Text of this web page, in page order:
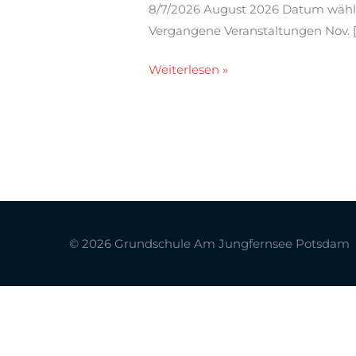
8/7/2026 August 2026 Datum
Vergangene Veranstaltungen Nov.
Weiterlesen »
© 2026 Grundschule Am Jungfernsee Potsdam